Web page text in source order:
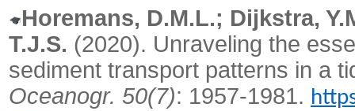
Horemans, D.M.L.; Dijkstra,
T.J.S. (2020). Unraveling the
sediment transport patterns in a
Oceanogr. 50(7): 1957-1981.